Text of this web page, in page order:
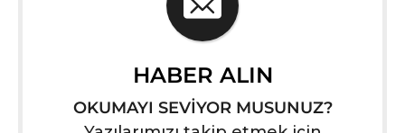
HABER ALIN
OKUMAYI SEVİYOR MUSUNUZ?